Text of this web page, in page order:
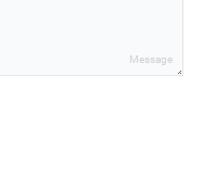
Message